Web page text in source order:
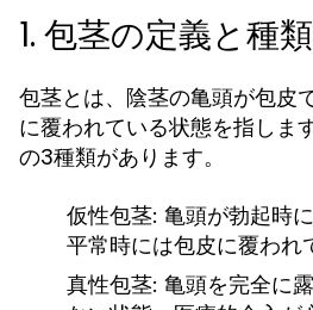
1. 包茎の定義と種類
包茎とは、陰茎の亀頭が包皮
に覆われている状態を指しま
の3種類があります。
仮性包茎: 亀頭が勃起時
平常時には包皮に覆われ
真性包茎: 亀頭を完全に